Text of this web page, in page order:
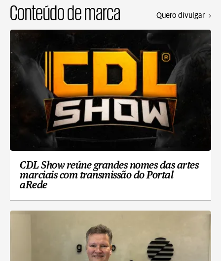
Conteúdo de marca Quero divulgar
CDL Show reúne grandes nomes das artes
marciais com transmissão do Portal
aRede